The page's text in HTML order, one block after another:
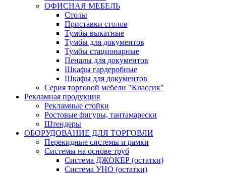
ОФИСНАЯ МЕБЕЛЬ
Столы
Приставки столов
Тумбы выкатные
Тумбы для документов
Тумбы стационарные
Пеналы для документов
Шкафы гардеробные
Шкафы для документов
Серия торговой мебели "Классик"
Рекламная продукция
Рекламные стойки
Ростовые фигуры, тантамарески
Штендеры
ОБОРУДОВАНИЕ ДЛЯ ТОРГОВЛИ
Перекидные системы и рамки
Системы на основе труб
Система ДЖОКЕР (остатки)
Система УНО (остатки)